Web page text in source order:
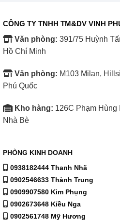
CÔNG TY TNHH TM&DV VINH
Văn phòng: 391/75 Huỳnh
Hồ Chí Minh
Văn phòng: M103 Milan,
Phú Quốc
Kho hàng: 126C Phạm
Nhà Bè
PHÒNG KINH DOANH
0938182444 Thanh Nhã
0902546633 Thành Trung
0909907580 Kim Phụng
0902673648 Kiều Nga
0902561748 Mỹ Hương